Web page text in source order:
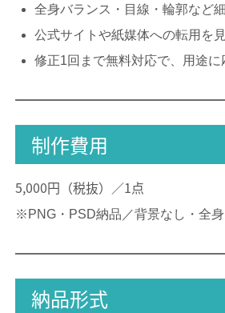
全身バランス・目線・輪郭など
公式サイトや紙媒体への転用を
修正1回まで無料対応で、用途
制作費用
5,000円（税抜）／1点
※PNG・PSD納品／背景なし・全
納品形式